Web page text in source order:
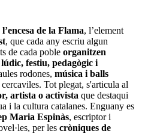
l’encesa de la Flama, l’element
, que cada any escriu algun
de cada poble organitzen
lúdic, festiu, pedagògic i
rodones, música i balls
Tot plegat, s'articula al
artista o activista que destaqui
i la cultura catalanes. Enguany es
Maria Espinàs, escriptor i
per les cròniques de